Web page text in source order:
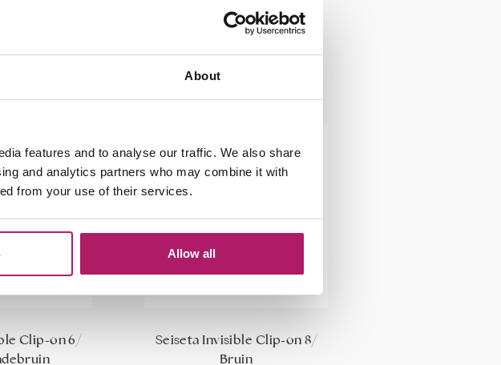
About
features and to analyse our traffic. We also share
and analytics partners who may combine it with
from your use of their services.
Allow all
39,90
Clip-on 6/
Seiseta Invisible Clip-on 8/
Bruin